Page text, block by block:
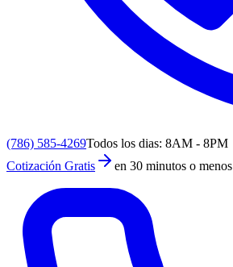
(786) 585-4269Todos los dias: 8AM - 8PM
Cotización Gratis
en 30 minutos o menos